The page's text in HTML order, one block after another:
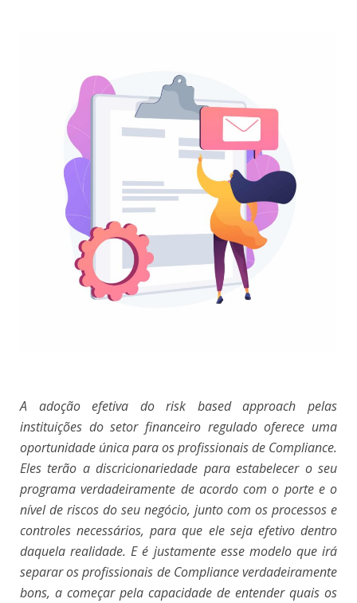
A adoção efetiva dorisk based approachpelas
instituições do setor financeiro regulado oferece uma
oportunidade única para os profissionais de Compliance.
Eles terão a discricionariedade para estabelecer o seu
programa verdadeiramente de acordo com o porte e o
nível de riscos do seu negócio, junto com os processos e
controles necessários, para que ele seja efetivo dentro
daquela realidade. E é justamente esse modelo que irá
separar os profissionais de Compliance verdadeiramente
bons, a começar pela capacidade de entender quais os